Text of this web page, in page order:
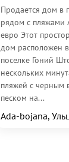
Продается дом в
рядом с пляжами
евро Этот
дом расположен
поселке Гоний
нескольких
пляжей с черным
песком на...
Ada-bojana,